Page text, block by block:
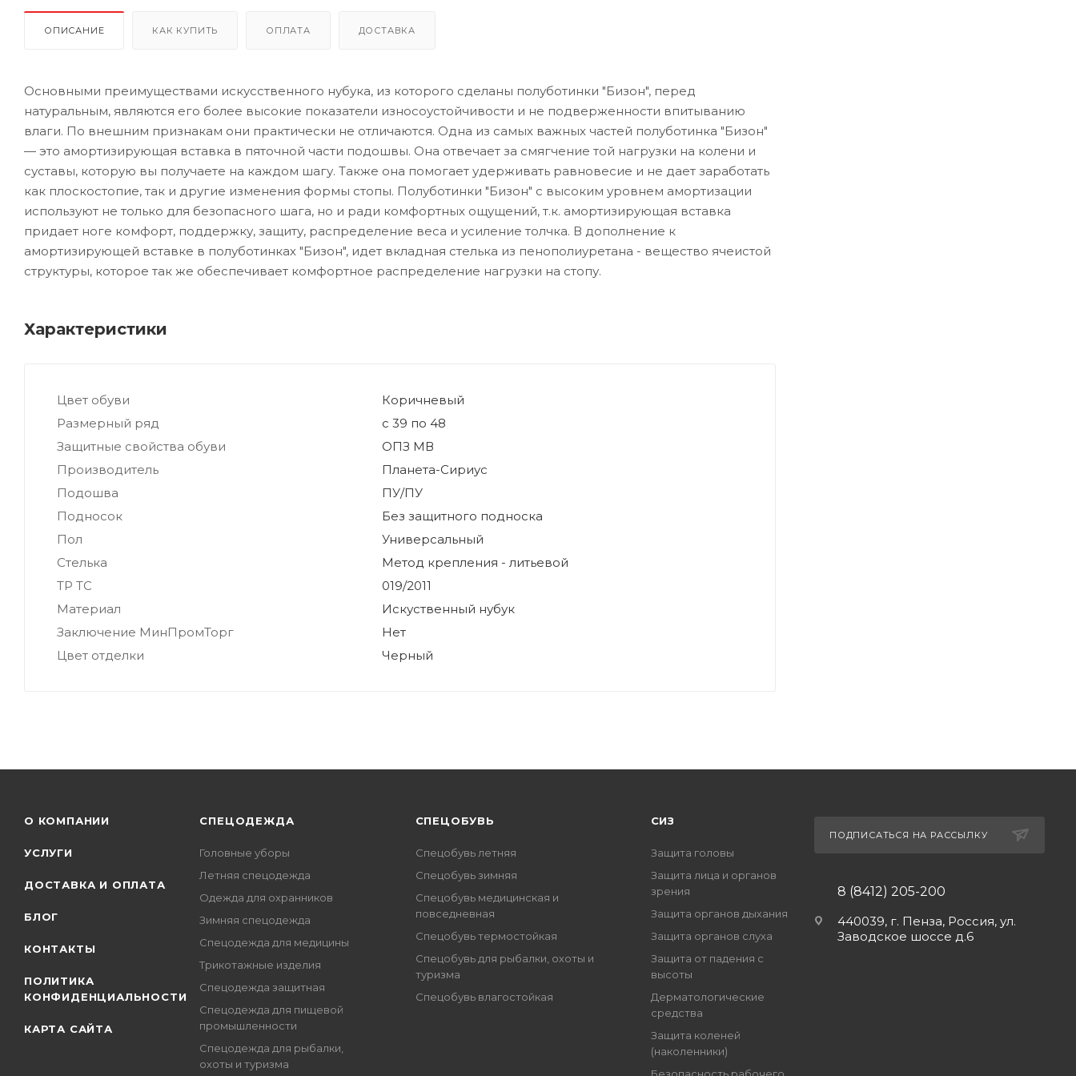
ОПИСАНИЕ КАК КУПИТЬ ОПЛАТА ДОСТАВКА
Основными преимуществами искусственного нубука, из которого сделаны полуботинки "Бизон", перед
натуральным, являются его более высокие показатели износоустойчивости и не подверженности впитыванию
влаги. По внешним признакам они практически не отличаются. Одна из самых важных частей полуботинка "Бизон"
— это амортизирующая вставка в пяточной части подошвы. Она отвечает за смягчение той нагрузки на колени и
суставы, которую вы получаете на каждом шагу. Также она помогает удерживать равновесие и не дает заработать
как плоскостопие, так и другие изменения формы стопы. Полуботинки "Бизон" с высоким уровнем амортизации
используют не только для безопасного шага, но и ради комфортных ощущений, т.к. амортизирующая вставка
придает ноге комфорт, поддержку, защиту, распределение веса и усиление толчка. В дополнение к
амортизирующей вставке в полуботинках "Бизон", идет вкладная стелька из пенополиуретана - вещество ячеистой
структуры, которое так же обеспечивает комфортное распределение нагрузки на стопу.
Характеристики
Цвет обуви
Коричневый
Размерный ряд
с 39 по 48
Защитные свойства обуви
ОПЗ МВ
Производитель
Планета-Сириус
Подошва
ПУ/ПУ
Подносок
Без защитного подноска
Пол
Универсальный
Стелька
Метод крепления - литьевой
ТР ТС
019/2011
Материал
Искуственный нубук
Заключение МинПромТорг
Нет
Цвет отделки
Черный
О КОМПАНИИ
УСЛУГИ
ДОСТАВКА И ОПЛАТА
БЛОГ
КОНТАКТЫ
ПОЛИТИКА
КОНФИДЕНЦИАЛЬНОСТИ
КАРТА САЙТА
СПЕЦОДЕЖДА
Головные уборы
Летняя спецодежда
Одежда для охранников
Зимняя спецодежда
Спецодежда для медицины
Трикотажные изделия
Спецодежда защитная
Спецодежда для пищевой
промышленности
Спецодежда для рыбалки,
охоты и туризма
CПЕЦОБУВЬ
Спецобувь летняя
Спецобувь зимняя
Спецобувь медицинская и
повседневная
Спецобувь термостойкая
Спецобувь для рыбалки, охоты и
туризма
Спецобувь влагостойкая
СИЗ
Защита головы
Защита лица и органов
зрения
Защита органов дыхания
Защита органов слуха
Защита от падения с
высоты
Дерматологические
средства
Защита коленей
(наколенники)
ПОДПИСАТЬСЯ НА РАССЫЛКУ
8 (8412) 205-200
440039, г. Пенза, Россия, ул.
Заводское шоссе д.6